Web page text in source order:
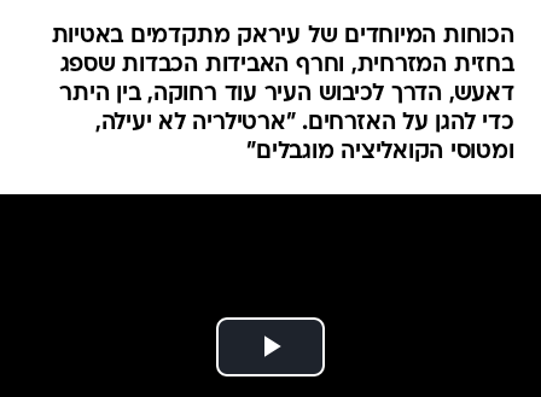
הכוחות המיוחדים של עיראק מתקדמים באטיות
בחזית המזרחית, וחרף האבידות הכבדות שספג
דאעש, הדרך לכיבוש העיר עוד רחוקה, בין היתר
כדי להגן על האזרחים. "ארטילריה לא יעילה,
ומטוסי הקואליציה מוגבלים"